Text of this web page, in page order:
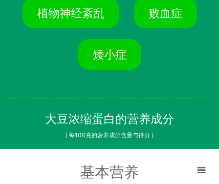
植物神经紊乱 败血症
矮小症
大豆浓缩蛋白的营养成分
[ 每100克的营养成分含量与得分 ]
基本营养